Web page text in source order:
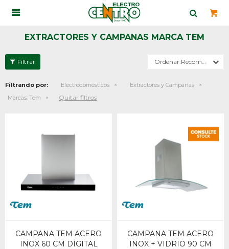

EXTRACTORES Y CAMPANAS MARCA TEM
Recomendados
Filtrando por: Electrodomésticos
Extractores y Campanas
Marcas: Tem Quitar filtros
CAMPANA TEM ACERO
INOX 60 CM DIGITAL
CAMPANA TEM ACERO
INOX + VIDRIO 90 CM